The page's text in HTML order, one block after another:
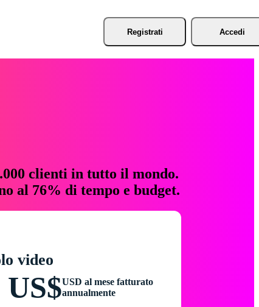
Registrati Accedi
clienti in tutto il mondo.
al 76% di tempo e budget.
video
US$USD al mese fatturato
annualmente